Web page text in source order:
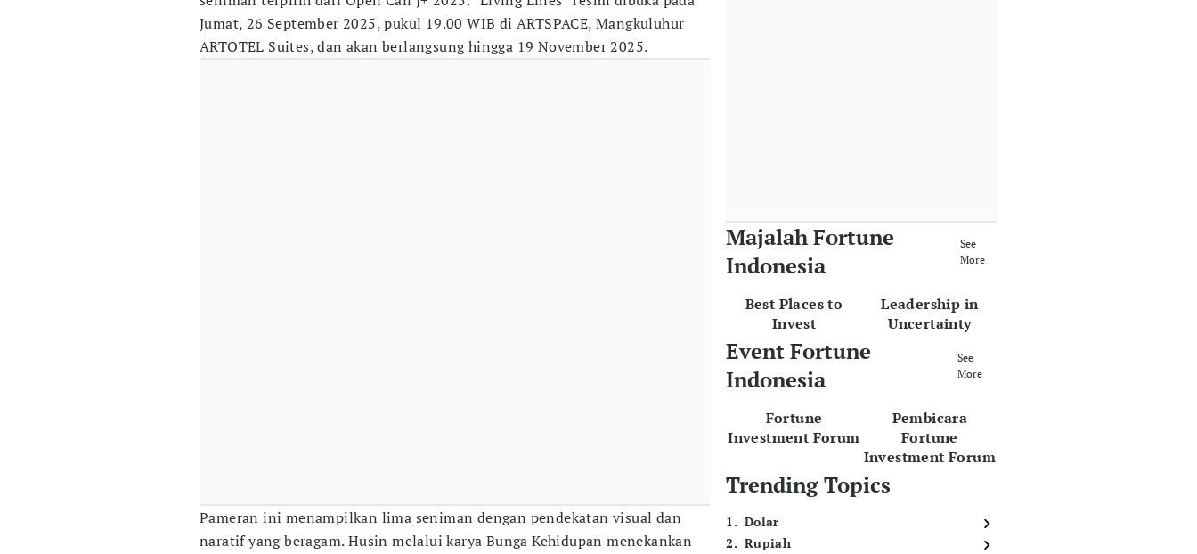
Jumat, 26 September 2025, pukul 19.00 WIB di ARTSPACE, Mangkuluhur
ARTOTEL Suites, dan akan berlangsung hingga 19 November 2025.
Pameran ini menampilkan lima seniman dengan pendekatan visual dan
naratif yang beragam. Husin melalui karya Bunga Kehidupan menekankan
Majalah Fortune
Indonesia
See
More
Best Places to
Invest
Leadership in
Uncertainty
Event Fortune
Indonesia
See
More
Fortune
Investment Forum
Pembicara
Fortune
Investment Forum
Trending Topics
1. Dolar
2. Rupiah